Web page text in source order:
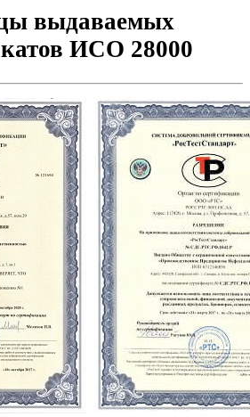
выдаваемых
ИСО 28000